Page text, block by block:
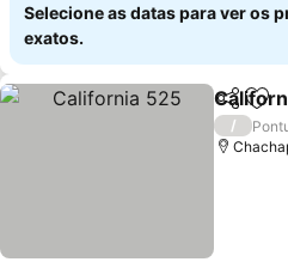
Selecione as datas para ver os
exatos.
Partilhar
/